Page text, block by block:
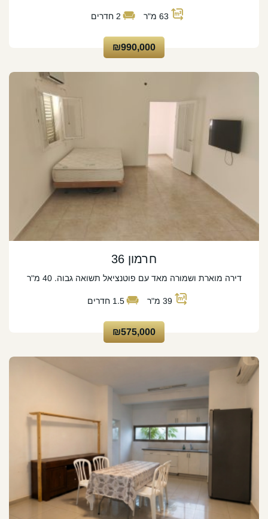
63 מ"ר 2 חדרים
₪990,000
חרמון 36
דירה מוארת ושמורה מאד עם פוטנציאל תשואה גבוה. 40 מ"ר
39 מ"ר 1.5 חדרים
₪575,000